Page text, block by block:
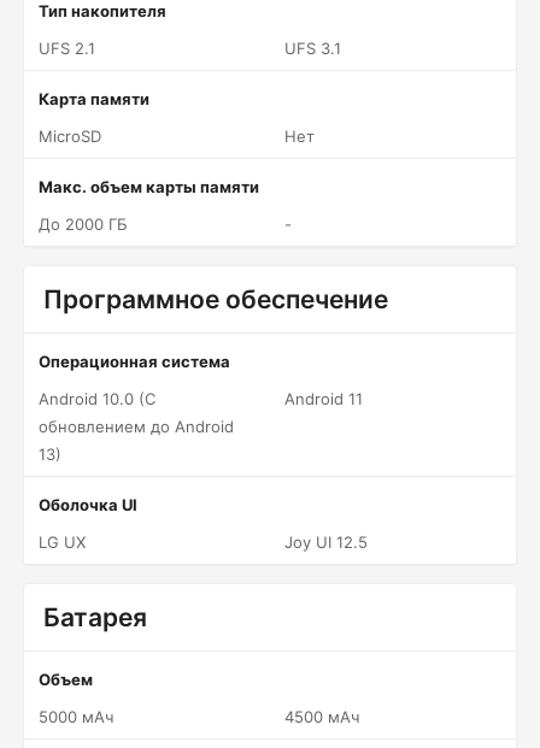
Тип накопителя
UFS 2.1
UFS 3.1
Карта памяти
MicroSD
Нет
Макс. объем карты памяти
До 2000 ГБ
-
Программное обеспечение
Операционная система
Android 10.0 (С
обновлением до Android
13)
Android 11
Оболочка UI
LG UX
Joy UI 12.5
Батарея
Объем
5000 мАч
4500 мАч